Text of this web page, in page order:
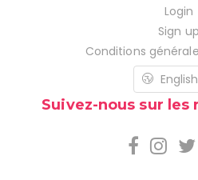
Login
Sign up
Conditions
English
Suivez-nous sur les